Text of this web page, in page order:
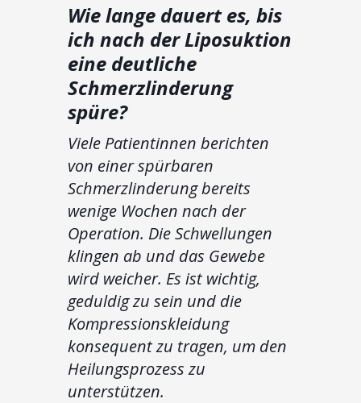
Wie lange dauert es, bis
ich nach der Liposuktion
eine deutliche
Schmerzlinderung
spüre?
Viele Patientinnen berichten
von einer spürbaren
Schmerzlinderung bereits
wenige Wochen nach der
Operation. Die Schwellungen
klingen ab und das Gewebe
wird weicher. Es ist wichtig,
geduldig zu sein und die
Kompressionskleidung
konsequent zu tragen, um den
Heilungsprozess zu
unterstützen.